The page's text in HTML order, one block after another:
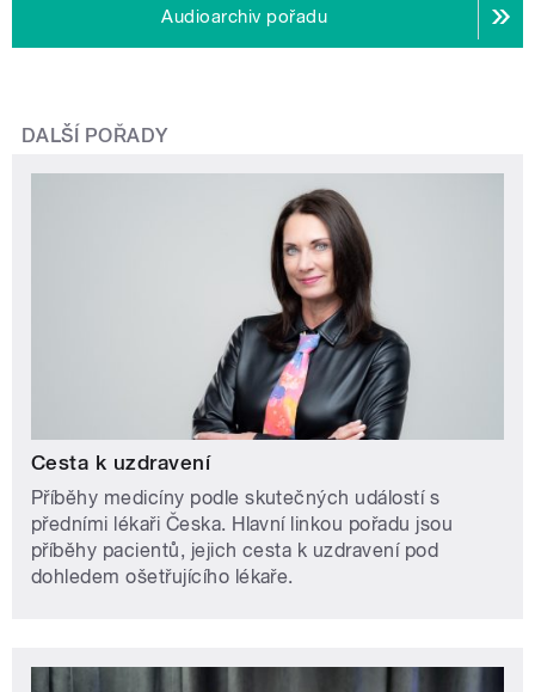
Audioarchiv pořadu
DALŠÍ POŘADY
Cesta k uzdravení
Příběhy medicíny podle skutečných událostí s
předními lékaři Česka. Hlavní linkou pořadu jsou
příběhy pacientů, jejich cesta k uzdravení pod
dohledem ošetřujícího lékaře.